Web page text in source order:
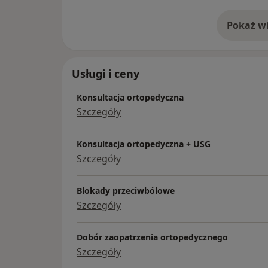
Jestem autorem publikacji naukowych
W rezultacie w proponowanej terapii
doświadczeniu, ale również na
Pokażo
Usługi i ceny
Konsultacja ortopedyczna
Szczegóły
Konsultacja ortopedyczna + USG
Szczegóły
Blokady przeciwbólowe
Szczegóły
Dobór zaopatrzenia ortopedycznego
Szczegóły